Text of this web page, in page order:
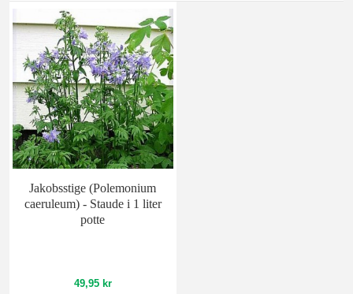
Jakobsstige (Polemonium
caeruleum) - Staude i 1 liter
potte
49,95 kr